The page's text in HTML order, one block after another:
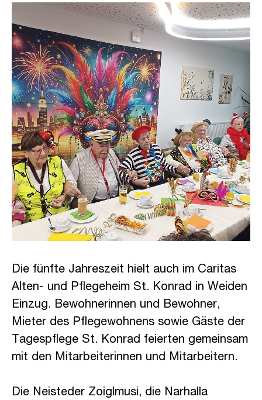
Die fünfte Jahreszeit hielt auch im Caritas
Alten- und Pflegeheim St. Konrad in Weiden
Einzug. Bewohnerinnen und Bewohner,
Mieter des Pflegewohnens sowie Gäste der
Tagespflege St. Konrad feierten gemeinsam
mit den Mitarbeiterinnen und Mitarbeitern.
Die Neisteder Zoiglmusi, die Narhalla